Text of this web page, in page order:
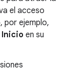
el acceso
por ejemplo,
Inicio en su